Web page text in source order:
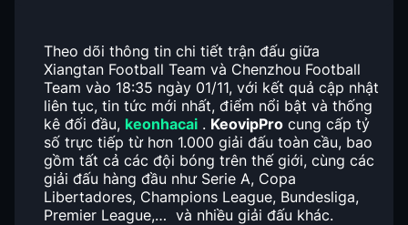
Theo dõi thông tin chi tiết trận đấu giữa
Xiangtan Football Team và Chenzhou Football
Team vào 18:35 ngày 01/11, với kết quả cập nhật
liên tục, tin tức mới nhất, điểm nổi bật và thống
kê đối đầu, keonhacai . KeovipPro cung cấp tỷ
số trực tiếp từ hơn 1.000 giải đấu toàn cầu, bao
gồm tất cả các đội bóng trên thế giới, cùng các
giải đấu hàng đầu như Serie A, Copa
Libertadores, Champions League, Bundesliga,
Premier League,… và nhiều giải đấu khác.